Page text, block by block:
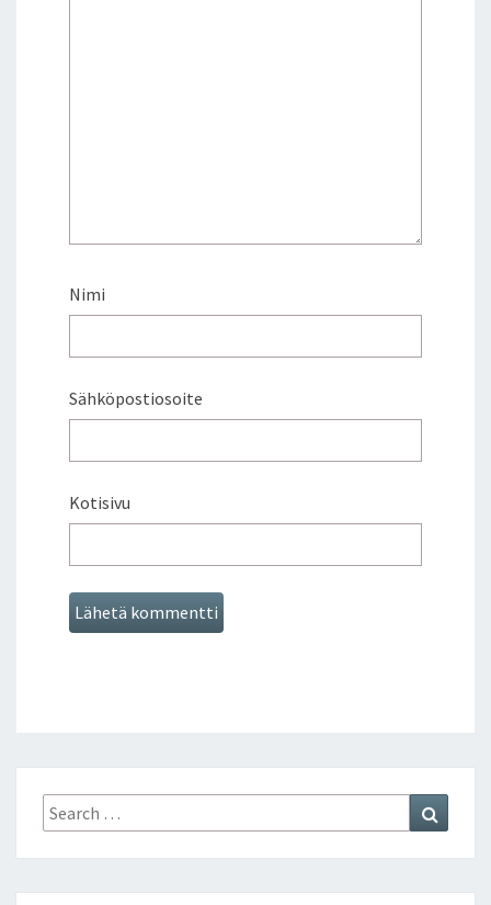
Nimi
Sähköpostiosoite
Kotisivu
Search
for: